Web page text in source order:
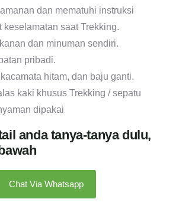
dan mematuhi instruksi
keselamatan saat Trekking.
dan minuman sendiri.
pribadi.
hitam, dan baju ganti.
kaki khusus Trekking / sepatu
dipakai
anda tanya-tanya dulu,
Chat Via Whatsapp